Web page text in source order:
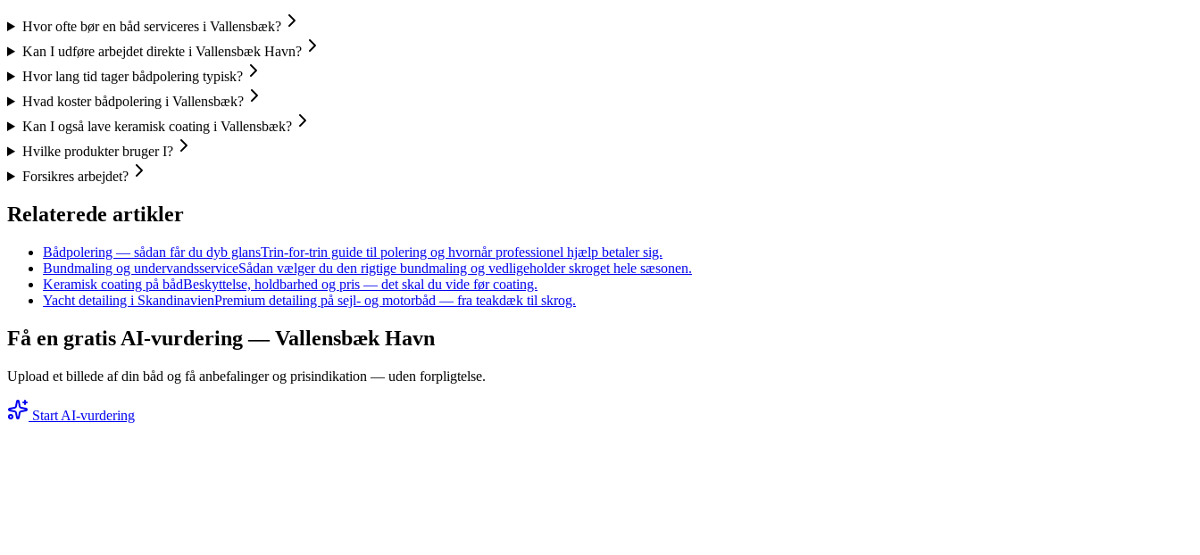
Hvor ofte bør en båd serviceres i Vallensbæk?
Kan I udføre arbejdet direkte i Vallensbæk Havn?
Hvor lang tid tager bådpolering typisk?
Hvad koster bådpolering i Vallensbæk?
Kan I også lave keramisk coating i Vallensbæk?
Hvilke produkter bruger I?
Forsikres arbejdet?
Relaterede artikler
Bådpolering — sådan får du dyb glansTrin-for-trin guide til polering og hvornår professionel hjælp betaler sig.
Bundmaling og undervandsserviceSådan vælger du den rigtige bundmaling og vedligeholder skroget hele sæsonen.
Keramisk coating på bådBeskyttelse, holdbarhed og pris — det skal du vide før coating.
Yacht detailing i SkandinavienPremium detailing på sejl- og motorbåd — fra teakdæk til skrog.
Få en gratis AI-vurdering — Vallensbæk Havn
Upload et billede af din båd og få anbefalinger og prisindikation — uden forpligtelse.
Start AI-vurdering